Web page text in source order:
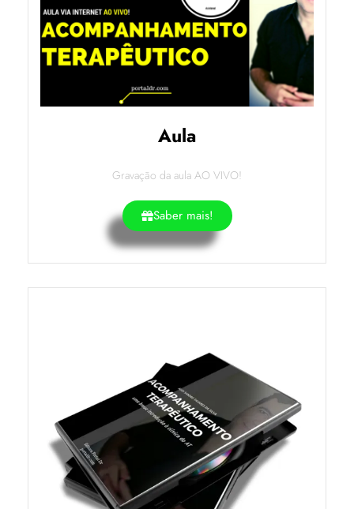
Aula
Gravação da aula AO VIVO!
Saber mais!